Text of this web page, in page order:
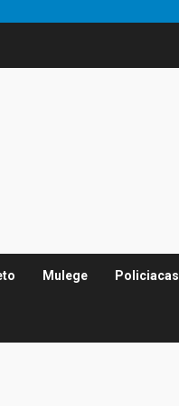
Mulege Policiacas